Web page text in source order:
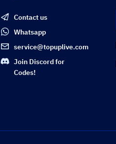
Contact us
Whatsapp
service@topuplive.com
Join Discord for
Codes!